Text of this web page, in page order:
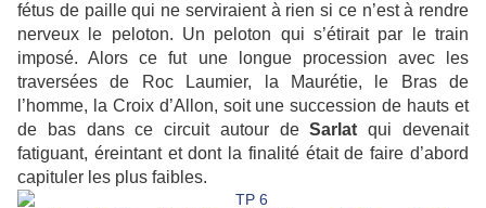
fétus de paille qui ne serviraient à rien si ce n’est à rendre
nerveux le peloton. Un peloton qui s’étirait par le train
imposé. Alors ce fut une longue procession avec les
traversées de Roc Laumier, la Maurétie, le Bras de
l’homme, la Croix d’Allon, soit une succession de hauts et
de bas dans ce circuit autour deSarlat qui devenait
fatiguant, éreintant et dont la finalité était de faire d’abord
capituler les plus faibles.